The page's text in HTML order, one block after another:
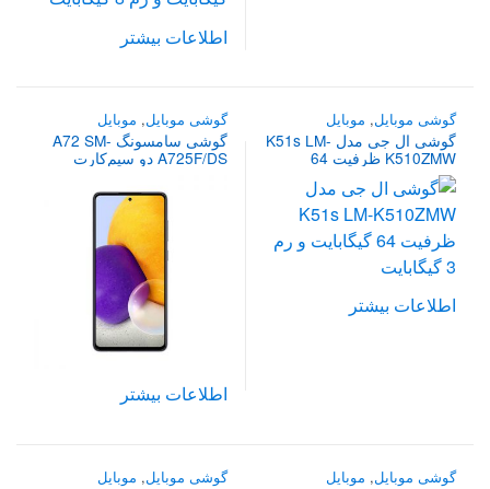
اطلاعات بیشتر
گوشی موبایل, موبایل
گوشی ال جی مدل K51s LM-
K510ZMW ظرفیت 64
گیگابایت و رم 3 گیگابایت
اطلاعات بیشتر
گوشی موبایل, موبایل
گوشی سامسونگ A72 SM-
A725F/DS دو سیم‌کارت
اطلاعات بیشتر
گوشی موبایل, موبایل گوشی موبایل, موبایل